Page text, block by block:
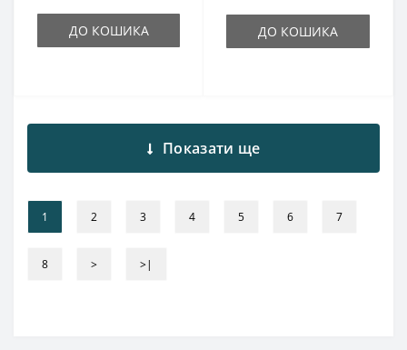
ДО КОШИКА ДО КОШИКА
Показати ще
1 2 3 4 5 6 7
8 > >|